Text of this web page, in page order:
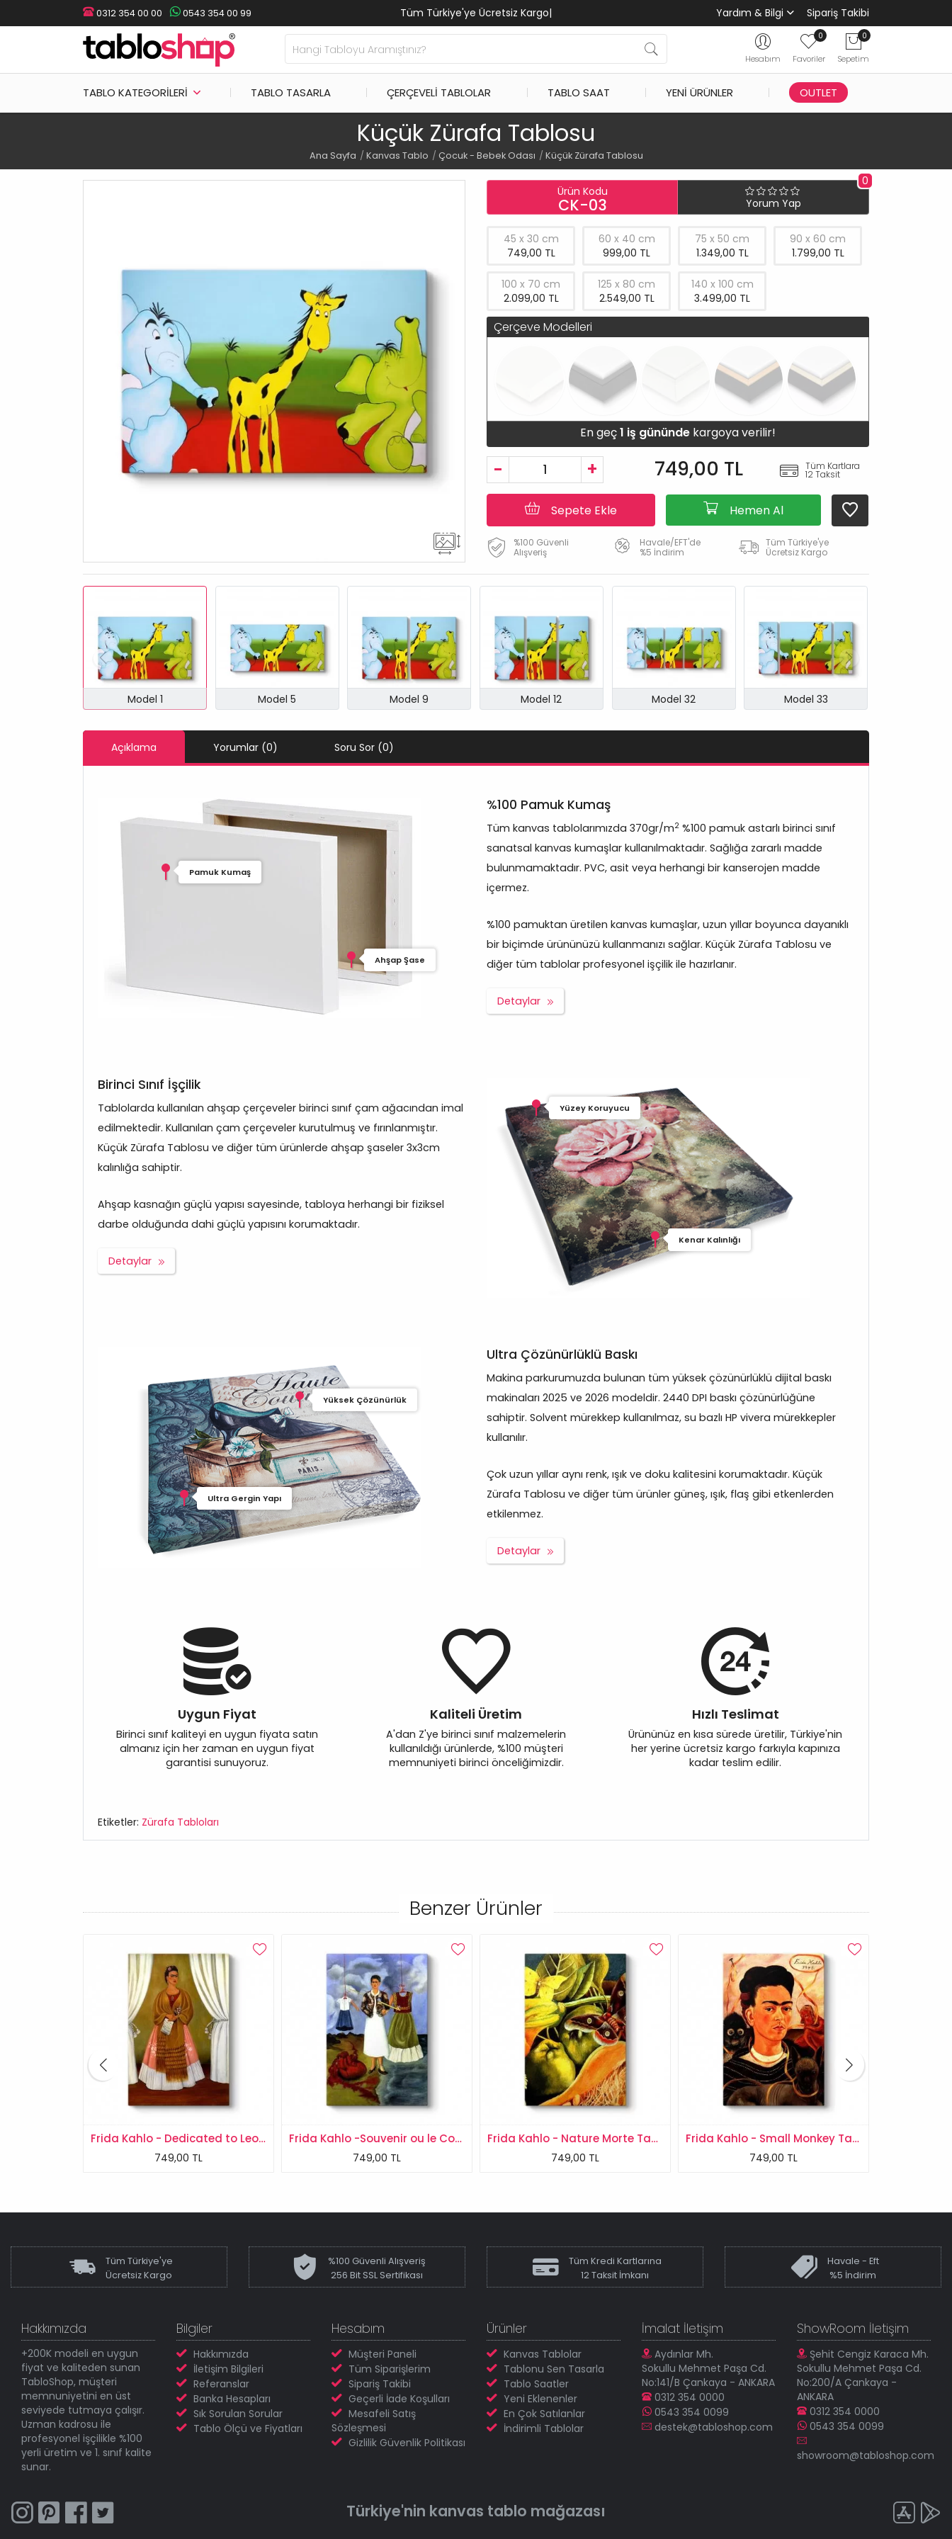
0312 354 00 00 0543 354 00 99 Tüm Türkiye'ye Ücretsiz Kargo| Yardım & Bilgi Sipariş Takibi
Hesabım
0
Favoriler
0
Sepetim
TABLO KATEGORILERI TABLO TASARLA ÇERÇEVELI TABLOLAR TABLO SAAT YENI ÜRÜNLER OUTLET
Küçük Zürafa Tablosu
Ana Sayfa Kanvas Tablo Çocuk - Bebek Odası Küçük Zürafa Tablosu
Ürün Kodu
CK-03
0
Yorum Yap
45 x 30 cm
749,00 TL
60 x 40 cm
999,00 TL
75 x 50 cm
1.349,00 TL
90 x 60 cm
1.799,00 TL
100 x 70 cm
2.099,00 TL
125 x 80 cm
2.549,00 TL
140 x 100 cm
3.499,00 TL
Çerçeve Modelleri
En geç1 iş gününde kargoya verilir!
- + 749,00 TL Tüm Kartlara
12 Taksit
Sepete Ekle Hemen Al
%100 Güvenli
Alışveriş
Havale/EFT'de
%5 İndirim
Tüm Türkiye'ye
Ücretsiz Kargo
Model 1 Model 5 Model 9 Model 12 Model 32 Model 33
Açıklama Yorumlar (0) Soru Sor (0)
Pamuk Kumaş
Ahşap Şase
%100 Pamuk Kumaş
Tüm kanvas tablolarımızda 370gr/m2 %100 pamuk astarlı birinci sınıf
sanatsal kanvas kumaşlar kullanılmaktadır. Sağlığa zararlı madde
bulunmamaktadır. PVC, asit veya herhangi bir kanserojen madde
içermez.
%100 pamuktan üretilen kanvas kumaşlar, uzun yıllar boyunca dayanıklı
bir biçimde ürününüzü kullanmanızı sağlar. Küçük Zürafa Tablosu ve
diğer tüm tablolar profesyonel işçilik ile hazırlanır.
Detaylar
Birinci Sınıf İşçilik
Tablolarda kullanılan ahşap çerçeveler birinci sınıf çam ağacından imal
edilmektedir. Kullanılan çam çerçeveler kurutulmuş ve fırınlanmıştır.
Küçük Zürafa Tablosu ve diğer tüm ürünlerde ahşap şaseler 3x3cm
kalınlığa sahiptir.
Ahşap kasnağın güçlü yapısı sayesinde, tabloya herhangi bir fiziksel
darbe olduğunda dahi güçlü yapısını korumaktadır.
Detaylar
Yüzey Koruyucu
Kenar Kalınlığı
Yüksek Çözünürlük
Ultra Gergin Yapı
Ultra Çözünürlüklü Baskı
Makina parkurumuzda bulunan tüm yüksek çözünürlüklü dijital baskı
makinaları 2025 ve 2026 modeldir. 2440 DPI baskı çözünürlüğüne
sahiptir. Solvent mürekkep kullanılmaz, su bazlı HP vivera mürekkepler
kullanılır.
Çok uzun yıllar aynı renk, ışık ve doku kalitesini korumaktadır. Küçük
Zürafa Tablosu ve diğer tüm ürünler güneş, ışık, flaş gibi etkenlerden
etkilenmez.
Detaylar
Uygun Fiyat
Birinci sınıf kaliteyi en uygun fiyata satın
almanız için her zaman en uygun fiyat
garantisi sunuyoruz.
Kaliteli Üretim
A'dan Z'ye birinci sınıf malzemelerin
kullanıldığı ürünlerde, %100 müşteri
memnuniyeti birinci önceliğimizdir.
Hızlı Teslimat
Ürününüz en kısa sürede üretilir, Türkiye'nin
her yerine ücretsiz kargo farkıyla kapınıza
kadar teslim edilir.
Etiketler: Zürafa Tabloları
Benzer Ürünler
Frida Kahlo - Dedicated to Leon Trotsky Tablosu
749,00 TL
Frida Kahlo -Souvenir ou le Coeur Tablosu
749,00 TL
Frida Kahlo - Nature Morte Tablosu
749,00 TL
Frida Kahlo - Small Monkey Tablosu
749,00 TL
Tüm Türkiye'ye
Ücretsiz Kargo
%100 Güvenli Alışveriş
256 Bit SSL Sertifikası
Tüm Kredi Kartlarına
12 Taksit İmkanı
Havale - Eft
%5 İndirim
Hakkımızda
+200K modeli en uygun
fiyat ve kaliteden sunan
TabloShop, müşteri
memnuniyetini en üst
seviyede tutmaya çalışır.
Uzman kadrosu ile
profesyonel işçilikle %100
yerli üretim ve 1. sınıf kalite
sunar.
Bilgiler
Hakkımızda
İletişim Bilgileri
Referanslar
Banka Hesapları
Sık Sorulan Sorular
Tablo Ölçü ve Fiyatları
Hesabım
Müşteri Paneli
Tüm Siparişlerim
Sipariş Takibi
Geçerli İade Koşulları
Mesafeli Satış
Sözleşmesi
Gizlilik Güvenlik Politikası
Ürünler
Kanvas Tablolar
Tablonu Sen Tasarla
Tablo Saatler
Yeni Eklenenler
En Çok Satılanlar
İndirimli Tablolar
İmalat İletişim
Aydınlar Mh.
Sokullu Mehmet Paşa Cd.
No:141/B Çankaya - ANKARA
0312 354 0000
0543 354 0099
destek@tabloshop.com
ShowRoom İletişim
Şehit Cengiz Karaca Mh.
Sokullu Mehmet Paşa Cd.
No:200/A Çankaya -
ANKARA
0312 354 0000
0543 354 0099
showroom@tabloshop.com
Türkiye'nin kanvas tablo mağazası